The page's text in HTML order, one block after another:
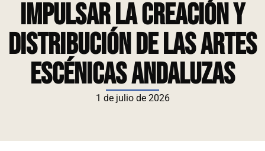
impulsar la creación y
distribución de las artes
escénicas andaluzas
1 de julio de 2026